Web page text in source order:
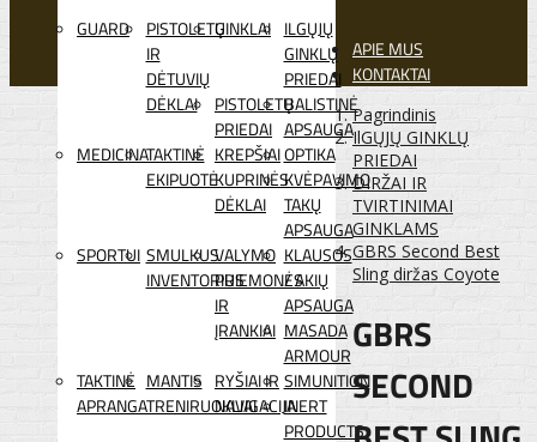
GUARD
PISTOLETŲ
IR
DĖTUVIŲ
DĖKLAI
GINKLAI ILGŲJŲ
GINKLŲ
PRIEDAI
PISTOLETŲ
PRIEDAI
BALISTINĖ
APSAUGA
MEDICINATAKTINĖ
EKIPUOTĖ
KREPŠIAI
KUPRINĖS
DĖKLAI
OPTIKA
KVĖPAVIMO
TAKŲ
APSAUGA
SPORTUI SMULKUS
INVENTORIUS
VALYMO
PRIEMONĖS
IR
ĮRANKIAI
KLAUSOS
/ AKIŲ
APSAUGA
MASADA
ARMOUR
TAKTINĖ
APRANGA
MANTIS
TRENIRUOKLIAI
RYŠIAI IR
NAVIGACIJA
SIMUNITION
INERT
PRODUCTS
APIE MUS
KONTAKTAI
Pagrindinis
IlGŲJŲ GINKLŲ
PRIEDAI
DIRŽAI IR
TVIRTINIMAI
GINKLAMS
GBRS Second Best
Sling diržas Coyote
GBRS
SECOND